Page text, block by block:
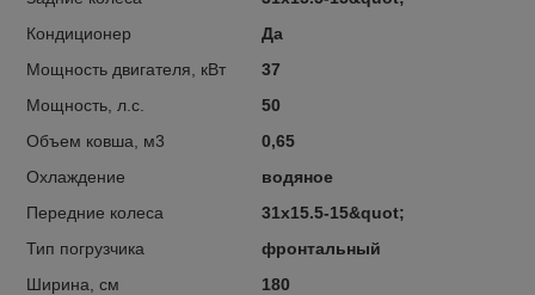
Кондиционер
Да
Мощность двигателя, кВт
37
Мощность, л.с.
50
Объем ковша, м3
0,65
Охлаждение
водяное
Передние колеса
31x15.5-15&quot;
Тип погрузчика
фронтальный
Ширина, см
180